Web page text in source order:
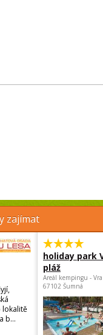
zajímat
lokalitě
b...
holiday park
pláž
Areál kempingu -
67102 Šumná